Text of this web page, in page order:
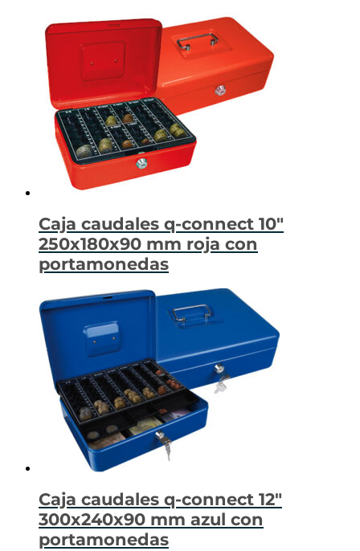
Caja caudales q-connect 10″
250x180x90 mm roja con
portamonedas
Caja caudales q-connect 12″
300x240x90 mm azul con
portamonedas